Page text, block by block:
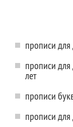
прописи
прописи
лет
прописи
прописи